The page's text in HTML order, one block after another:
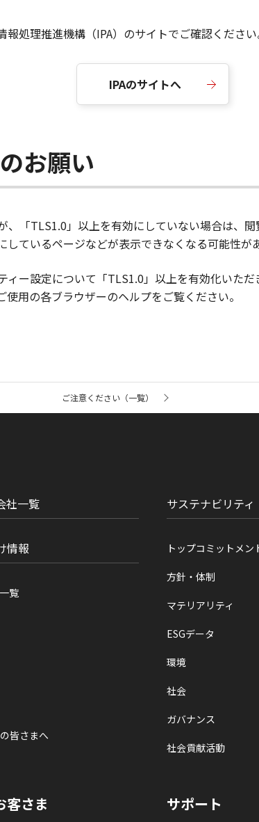
処理推進機構（IPA）のサイトでご確認ください
IPAのサイトへ
お願い
「TLS1.0」以上を有効にしていない場合は、
ているページなどが表示できなくなる可能性が
ー設定について「TLS1.0」以上を有効化いた
用の各ブラウザーのヘルプをご覧ください。
ご注意ください（一覧）
社一覧
情報
覧
皆さまへ
サステナビリティ
トップコミットメン
方針・体制
マテリアリティ
ESGデータ
環境
社会
ガバナンス
社会貢献活動
客さま サポート